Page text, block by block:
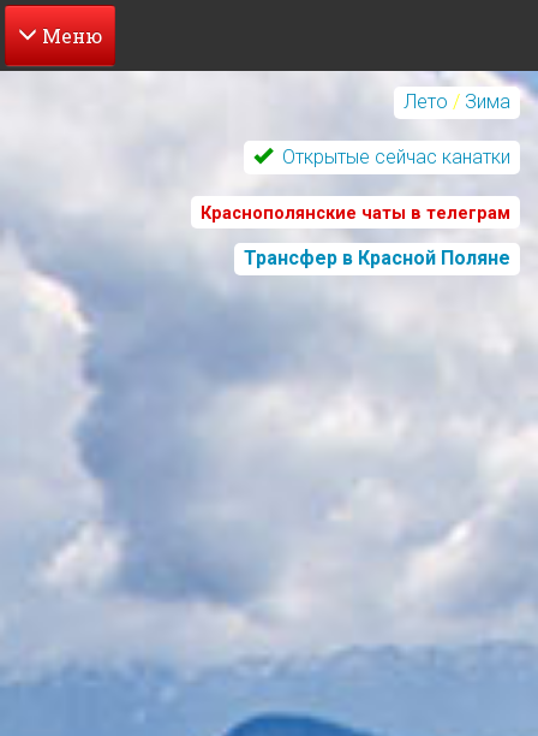
Перейти
Лето / Зима
Открытые сейчас канатки
Краснополянские чаты в телеграм
Трансфер в Красной Поляне